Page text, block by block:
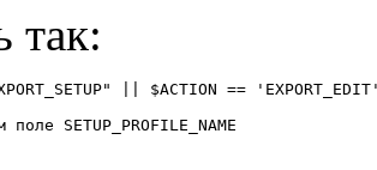
так:
|| $ACTION ==
SETUP_PROFILE_NAME